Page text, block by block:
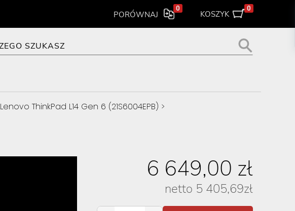
PORÓWNAJ
0
KOSZYK
0
Lenovo ThinkPad L14 Gen 6 (21S6004EPB) >
6 649,00 zł
netto 5 405,69zł